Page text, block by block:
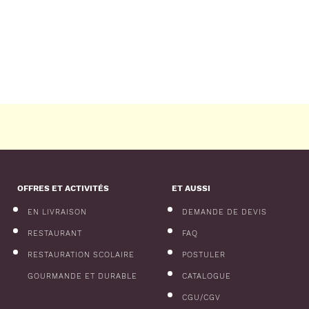
OFFRES ET ACTIVITÉS
EN LIVRAISON
RESTAURANT
RESTAURATION SCOLAIRE
GOURMANDE ET DURABLE
ET AUSSI
DEMANDE DE DEVIS
FAQ
POSTULER
CATALOGUE
CGU/CGV